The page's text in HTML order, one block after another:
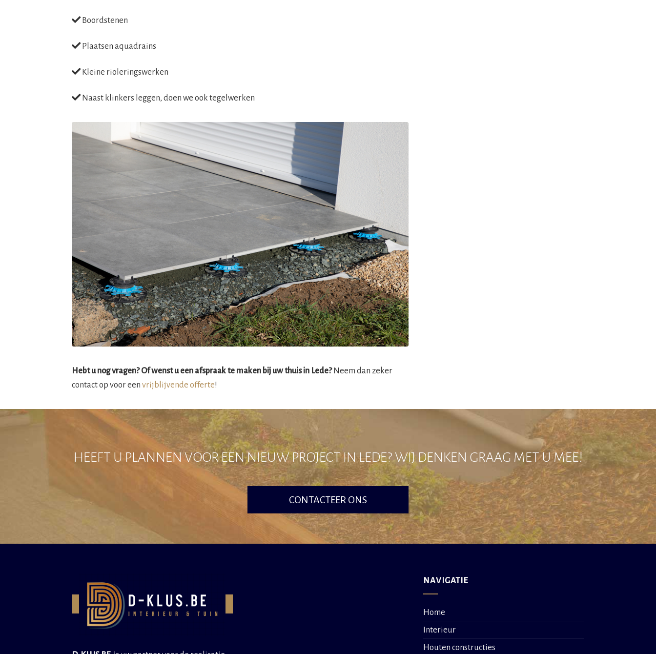
Boordstenen
Plaatsen aquadrains
Kleine rioleringswerken
Naast klinkers leggen, doen we ook tegelwerken
Hebt u nog vragen? Of wenst u een afspraak te maken bij uw thuis in Lede?Neem dan zeker
contact op voor een vrijblijvende offerte!
HEEFT U PLANNEN VOOR EEN NIEUW PROJECT IN LEDE? WIJ DENKEN GRAAG MET U MEE!
CONTACTEER ONS
NAVIGATIE
Home
Interieur
Houten constructies